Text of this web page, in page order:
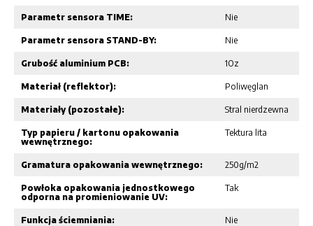
Parametr sensora TIME: Nie
Parametr sensora STAND-BY: Nie
Grubość aluminium PCB: 1Oz
Materiał (reflektor): Poliwęglan
Materiały (pozostałe): Stral nierdzewna
Typ papieru / kartonu opakowania
wewnętrznego:
Tektura lita
Gramatura opakowania wewnętrznego: 250g/m2
Powłoka opakowania jednostkowego
odporna na promieniowanie UV:
Tak
Funkcja ściemniania: Nie